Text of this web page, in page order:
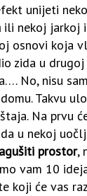
unijeti
ili nekoj jarkoj
osnovi koja
zida u drugoj
No, nisu
Takvu
Na prvu
u nekoj
prostor,
vam 10
koji će vas